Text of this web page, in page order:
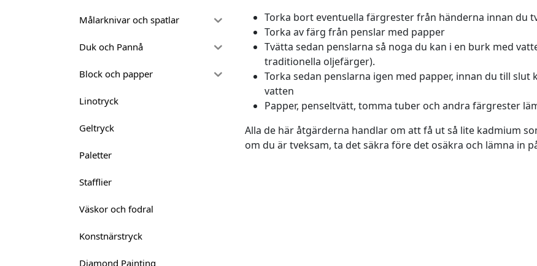
Målarknivar och spatlar
Duk och Pannå
Block och papper
Linotryck
Geltryck
Paletter
Stafflier
Väskor och fodral
Konstnärstryck
Diamond Painting
Torka bort eventuella färgrester från händerna innan du
Torka av färg från penslar med papper
Tvätta sedan penslarna så noga du kan i en burk med
traditionella oljefärger).
Torka sedan penslarna igen med papper, innan du till
vatten
Papper, penseltvätt, tomma tuber och andra färgrester
Alla de här åtgärderna handlar om att få ut så lite kadmium
om du är tveksam, ta det säkra före det osäkra och lämna in